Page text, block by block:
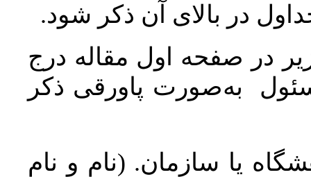
در بالای آن ذکر شود.
در صفحه اول مقاله درج
به‌صورت پاورقی ذکر
یا سازمان. (نام و نام